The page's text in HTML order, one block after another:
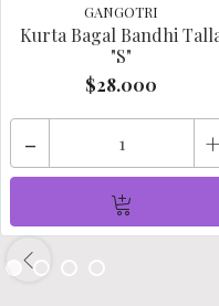
GANGOTRI
Kurta Bagal Bandhi
"S"
$28.000
- +